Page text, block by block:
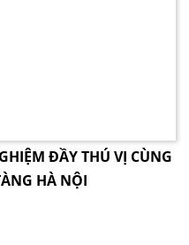
ĐẦY THÚ VỊ CÙNG
HÀ NỘI